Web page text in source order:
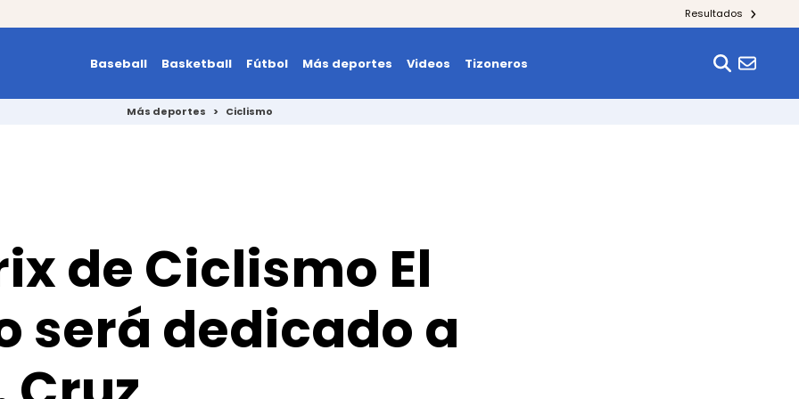
Resultados
Baseball Basketball Fútbol Más deportes Videos Tizoneros
Más deportes > Ciclismo
de Ciclismo El
será dedicado a